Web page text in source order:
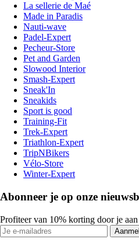
La sellerie de Maé
Made in Paradis
Nauti-wave
Padel-Expert
Pecheur-Store
Pet and Garden
Slowood Interior
Smash-Expert
Sneak'In
Sneakids
Sport is good
Training-Fit
Trek-Expert
Triathlon-Expert
TripNBikers
Vélo-Store
Winter-Expert
Abonneer je op onze
Profiteer van 10% korting door je